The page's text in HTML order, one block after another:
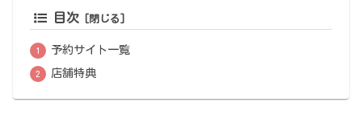
目次
予約サイト一覧
店舗特典